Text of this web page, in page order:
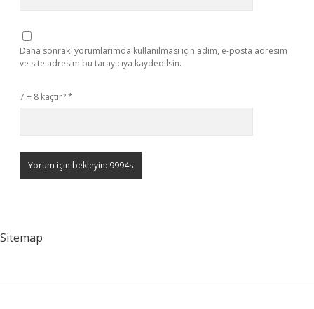
Daha sonraki yorumlarımda kullanılması için adım, e-posta adresim
ve site adresim bu tarayıcıya kaydedilsin.
7 + 8 kaçtır?*
Sitemap